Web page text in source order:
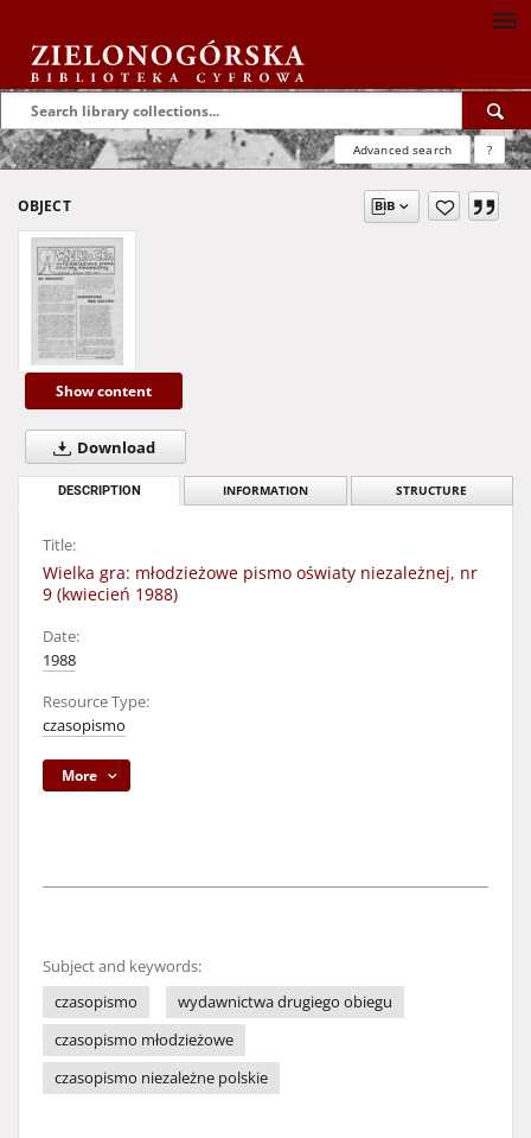
Advanced search ?
OBJECT
Show content
Download
DESCRIPTION INFORMATION STRUCTURE
Title:
Wielka gra: młodzieżowe pismo oświaty niezależnej, nr
9 (kwiecień 1988)
Date:
1988
Resource Type:
czasopismo
More
Subject and keywords:
czasopismo
wydawnictwa drugiego obiegu
czasopismo młodzieżowe
czasopismo niezależne polskie